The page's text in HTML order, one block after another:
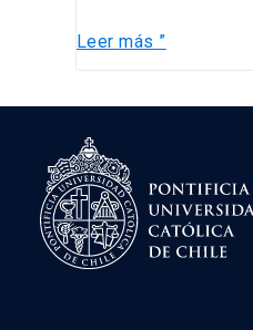
Leer más ”